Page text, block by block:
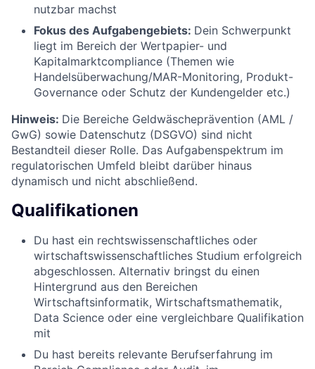
nutzbar machst
Fokus des Aufgabengebiets: Dein Schwerpunkt
liegt im Bereich der Wertpapier- und
Kapitalmarktcompliance (Themen wie
Handelsüberwachung/MAR-Monitoring, Produkt-
Governance oder Schutz der Kundengelder etc.)
Hinweis: Die Bereiche Geldwäscheprävention (AML /
GwG) sowie Datenschutz (DSGVO) sind nicht
Bestandteil dieser Rolle. Das Aufgabenspektrum im
regulatorischen Umfeld bleibt darüber hinaus
dynamisch und nicht abschließend.
Qualifikationen
Du hast ein rechtswissenschaftliches oder
wirtschaftswissenschaftliches Studium erfolgreich
abgeschlossen. Alternativ bringst du einen
Hintergrund aus den Bereichen
Wirtschaftsinformatik, Wirtschaftsmathematik,
Data Science oder eine vergleichbare Qualifikation
mit
Du hast bereits relevante Berufserfahrung im